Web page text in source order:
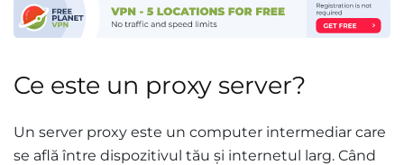
Ce este un proxy server?
Un server proxy este un computer intermediar care
se află între dispozitivul tău și internetul larg. Când